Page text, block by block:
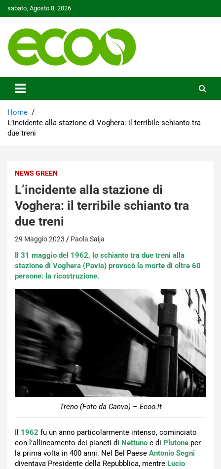
to
sabato, Agosto 8, 2026
Ecoo.it
Home
L’incidente alla stazione di Voghera: il terribile schianto tra
due treni
NEWS GREEN
L’incidente alla stazione di
Voghera: il terribile schianto tra
due treni
29 Maggio 2023 Paola Saija
Il 31 maggio del 1962, lo schianto tra due treni alla
stazione di Voghera (Pavia) provocò la morte di oltre 60
persone: la ricostruzione.
Treno (Foto da Canva) – Ecoo.it
Il 1962 fu un anno particolarmente intenso, cominciato
con l’allineamento dei pianeti di Nettuno e di Plutone per
la prima volta in 400 anni. Nel Bel Paese Antonio Segni
diventava Presidente della Repubblica, mentre Lucio